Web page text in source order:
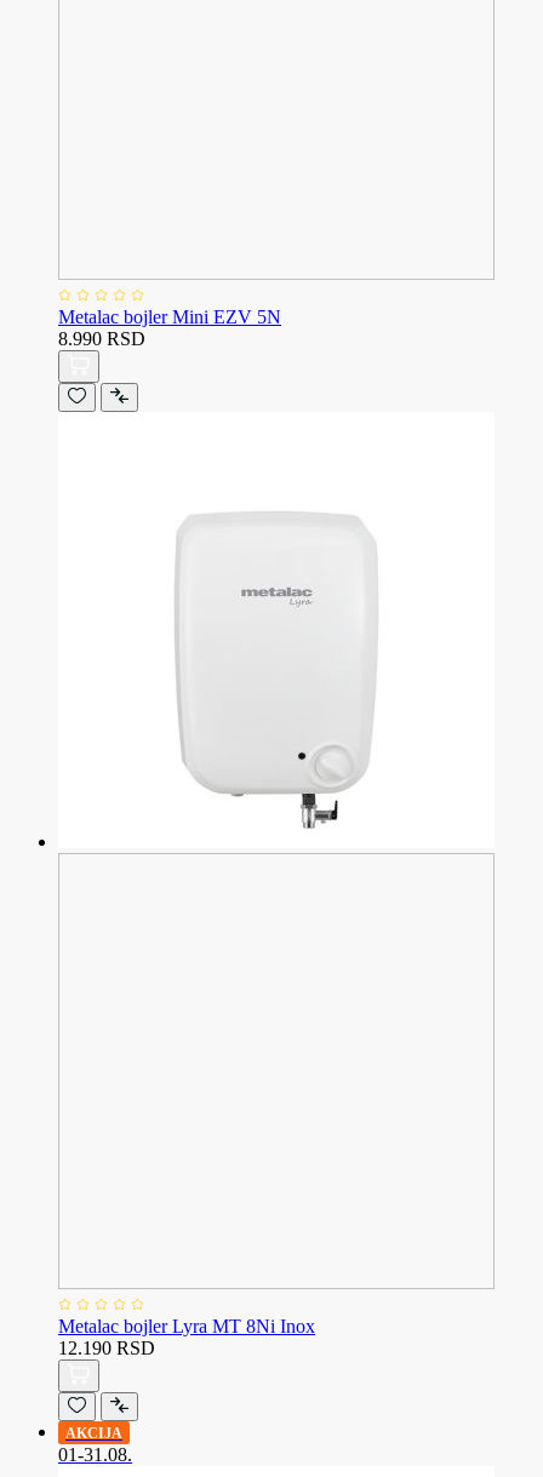
Metalac bojler Mini EZV 5N
8.990 RSD
Metalac bojler Lyra MT 8Ni Inox
12.190 RSD
AKCIJA
01-31.08.